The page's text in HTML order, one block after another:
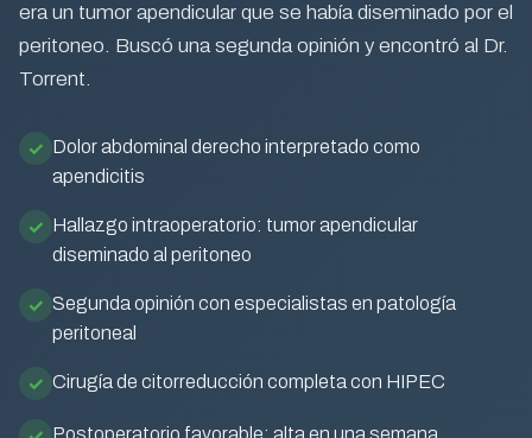
era un tumor apendicular que se había diseminado por el
peritoneo. Buscó una segunda opinión y encontró al Dr.
Torrent.
Dolor abdominal derecho interpretado como
apendicitis
Hallazgo intraoperatorio: tumor apendicular
diseminado al peritoneo
Segunda opinión con especialistas en patología
peritoneal
Cirugía de citorreducción completa con HIPEC
Postoperatorio favorable: alta en una semana